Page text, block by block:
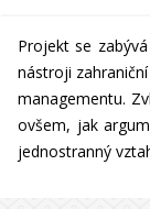
Projekt se
nástroji
managementu.
ovšem, jak
jednostranný